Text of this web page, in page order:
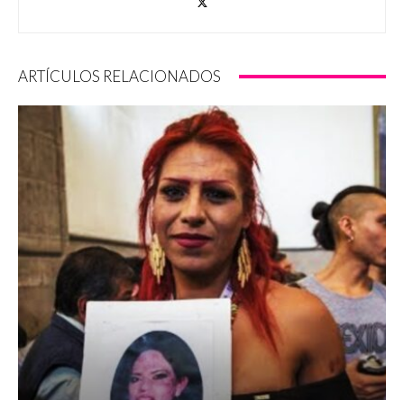
ARTÍCULOS RELACIONADOS